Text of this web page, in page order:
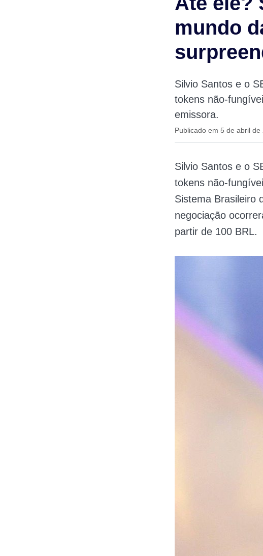
mundo
Silvio Santos e o
tokens não-
emissora.
Publicado em 5 de abril de
Silvio Santos e o
tokens não-
Sistema Brasileiro
negociação
partir de 100 BRL.